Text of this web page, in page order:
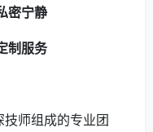
密宁静
制服务
技师组成的专业团